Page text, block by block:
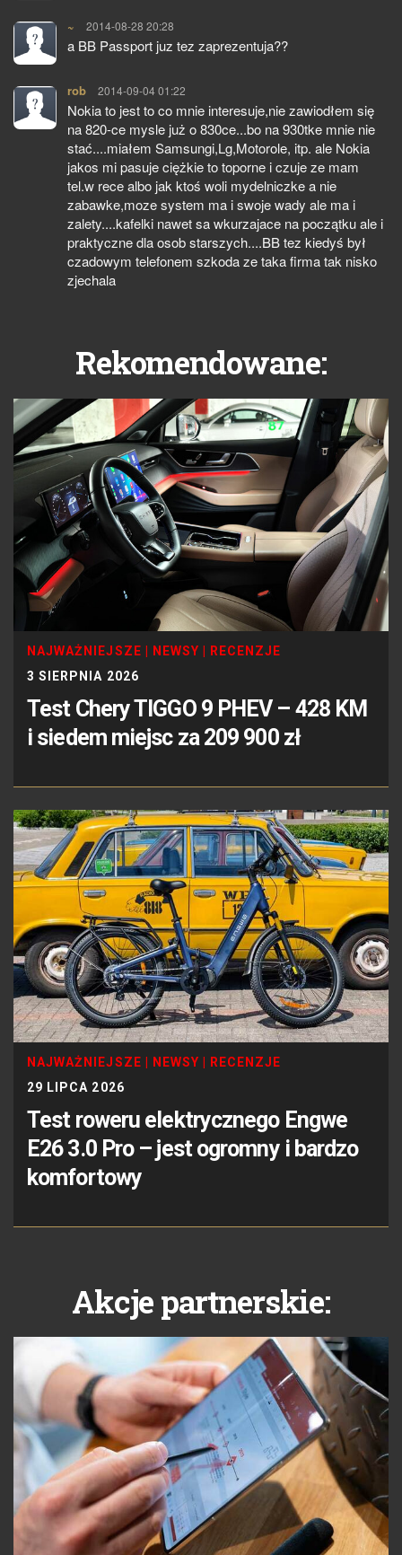
~ pisze:
2014-08-28 20:28
a BB Passport juz tez zaprezentuja??
rob pisze:
2014-09-04 01:22
Nokia to jest to co mnie interesuje,nie zawiodłem się
na 820-ce mysle już o 830ce...bo na 930tke mnie nie
stać....miałem Samsungi,Lg,Motorole, itp. ale Nokia
jakos mi pasuje ciężkie to toporne i czuje ze mam
tel.w rece albo jak ktoś woli mydelniczke a nie
zabawke,moze system ma i swoje wady ale ma i
zalety....kafelki nawet sa wkurzajace na początku ale i
praktyczne dla osob starszych....BB tez kiedyś był
czadowym telefonem szkoda ze taka firma tak nisko
zjechala
Rekomendowane:
NAJWAŻNIEJSZE NEWSY
RECENZJE
3 SIERPNIA 2026
Test Chery TIGGO 9 PHEV – 428 KM
i siedem miejsc za 209 900 zł
NAJWAŻNIEJSZE NEWSY
RECENZJE
29 LIPCA 2026
Test roweru elektrycznego Engwe
E26 3.0 Pro – jest ogromny i bardzo
komfortowy
Akcje partnerskie: